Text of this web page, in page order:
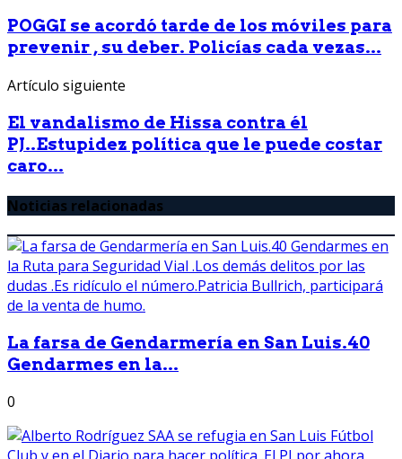
POGGI se acordó tarde de los móviles para
prevenir , su deber. Policías cada vezas...
Artículo siguiente
El vandalismo de Hissa contra él
PJ..Estupidez política que le puede costar
caro...
Noticias relacionadas
La farsa de Gendarmería en San Luis.40
Gendarmes en la...
0